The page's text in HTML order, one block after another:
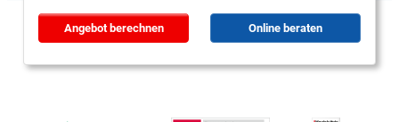
Angebot berechnen Online beraten